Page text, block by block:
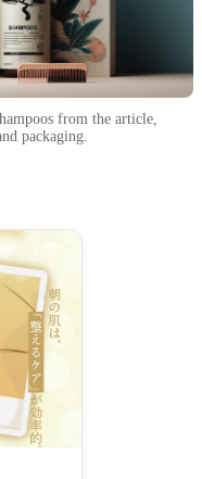
from the article,
packaging.